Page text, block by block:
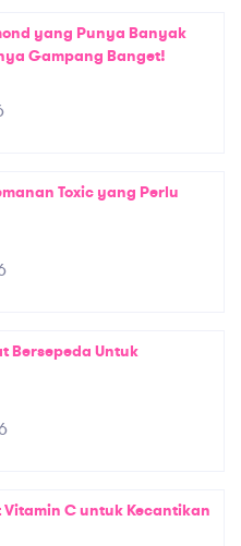
yang Punya Banyak
Gampang Banget!
Toxic yang Perlu
Bersepeda Untuk
C untuk Kecantikan